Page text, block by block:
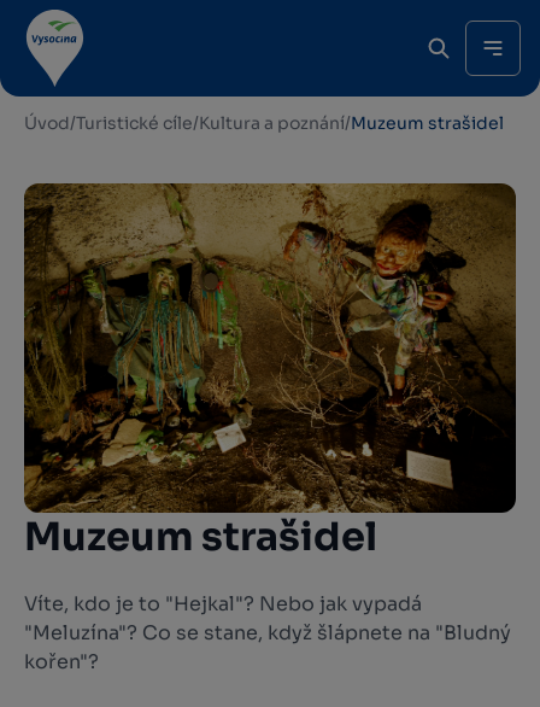
Úvod/Turistické cíle/Kultura a poznání/Muzeum strašidel
Muzeum strašidel
Víte, kdo je to "Hejkal"? Nebo jak vypadá
"Meluzína"? Co se stane, když šlápnete na "Bludný
kořen"?